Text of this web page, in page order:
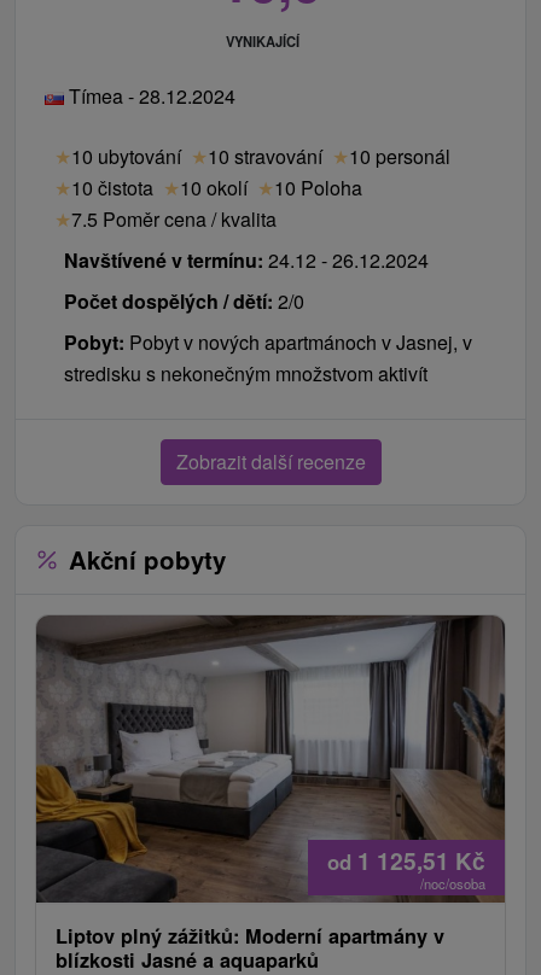
VYNIKAJÍCÍ
Tímea - 28.12.2024
★10 ubytování ★10 stravování ★10 personál
★10 čistota ★10 okolí ★10 Poloha
★7.5 Poměr cena / kvalita
Navštívené v termínu: 24.12 - 26.12.2024
Počet dospělých / dětí: 2/0
Pobyt: Pobyt v nových apartmánoch v Jasnej, v
stredisku s nekonečným množstvom aktivít
Zobrazit další recenze
Akční pobyty
od 1 125,51 Kč
/noc/osoba
Liptov plný zážitků: Moderní apartmány v
blízkosti Jasné a aquaparků